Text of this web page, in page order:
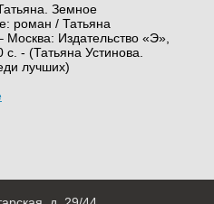
Земное
роман / Татьяна
Москва: Издательство «Э»,
с. - (Татьяна Устинова.
лучших)